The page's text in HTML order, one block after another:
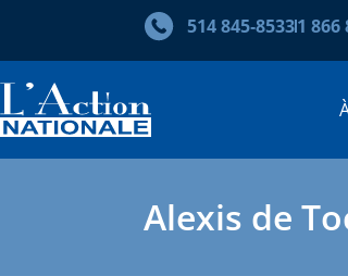
514 845‑85331 866
Alexis de